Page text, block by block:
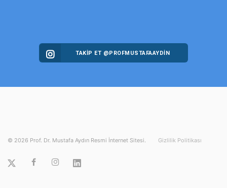
TAKİP ET @PROFMUSTAFAAYDIN
© 2026 Prof. Dr. Mustafa Aydın Resmi İnternet Sitesi. Gizlilik Politikası